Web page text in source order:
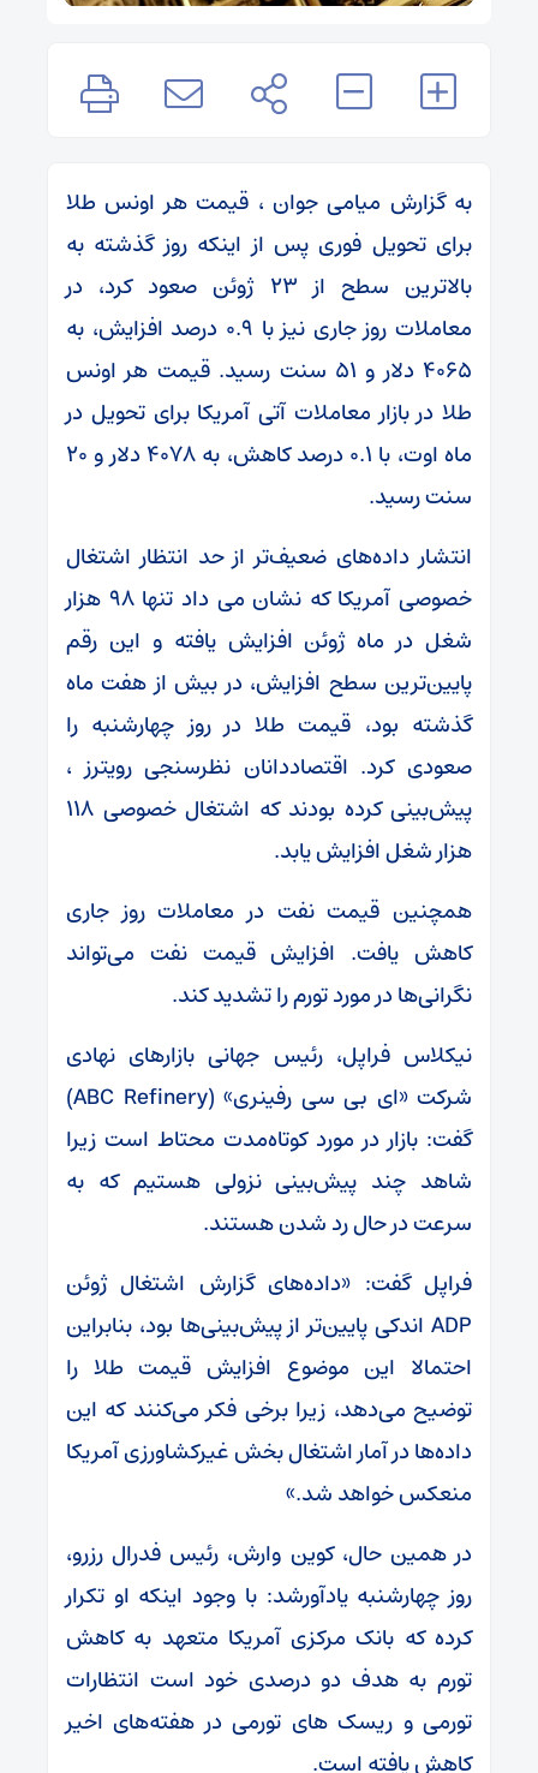
به گزارش میامی جوان ، قیمت هر اونس طلا
برای تحویل فوری پس از اینکه روز گذشته به
بالاترین سطح از ۲۳ ژوئن صعود کرد، در
معاملات روز جاری نیز با ۰.۹ درصد افزایش، به
۴۰۶۵ دلار و ۵۱ سنت رسید. قیمت هر اونس
طلا در بازار معاملات آتی آمریکا برای تحویل در
ماه اوت، با ۰.۱ درصد کاهش، به ۴۰۷۸ دلار و ۲۰
سنت رسید.
انتشار داده‌های ضعیف‌تر از حد انتظار اشتغال
خصوصی آمریکا که نشان می داد تنها ۹۸ هزار
شغل در ماه ژوئن افزایش یافته و این رقم
پایین‌ترین سطح افزایش، در بیش از هفت ماه
گذشته بود، قیمت طلا در روز چهارشنبه را
صعودی کرد. اقتصاددانان نظرسنجی رویترز ،
پیش‌بینی کرده بودند که اشتغال خصوصی ۱۱۸
هزار شغل افزایش یابد.
همچنین قیمت نفت در معاملات روز جاری
کاهش یافت. افزایش قیمت نفت می‌تواند
نگرانی‌ها در مورد تورم را تشدید کند.
نیکلاس فراپل، رئیس جهانی بازارهای نهادی
شرکت «ای بی سی رفینری» (ABC Refinery)
گفت: بازار در مورد کوتاه‌مدت محتاط است زیرا
شاهد چند پیش‌بینی نزولی هستیم که به
سرعت در حال رد شدن هستند.
فراپل گفت: «داده‌های گزارش اشتغال ژوئن
ADP اندکی پایین‌تر از پیش‌بینی‌ها بود، بنابراین
احتمالا این موضوع افزایش قیمت طلا را
توضیح می‌دهد، زیرا برخی فکر می‌کنند که این
داده‌ها در آمار اشتغال بخش غیرکشاورزی آمریکا
منعکس خواهد شد.»
در همین حال، کوین وارش، رئیس فدرال رزرو،
روز چهارشنبه یادآورشد: با وجود اینکه او تکرار
کرده که بانک مرکزی آمریکا متعهد به کاهش
تورم به هدف دو درصدی خود است انتظارات
تورمی و ریسک های تورمی در هفته‌های اخیر
کاهش یافته است.